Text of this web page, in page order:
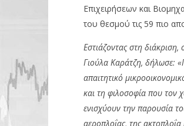
Επιχειρήσεων και
του θεσμού τις 59 πιο
Εστιάζοντας στη
Γιούλα Καράτζη, δήλωσε:
απαιτητικό
και τη φιλοσοφία που τον
ενισχύουν την παρουσία
αεροπλοΐας, της ακτοπλοΐα